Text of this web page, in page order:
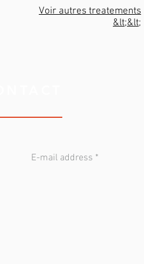
Voir autres treatements
&lt;&lt;